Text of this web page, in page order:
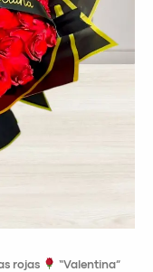
rojas “Valentina”